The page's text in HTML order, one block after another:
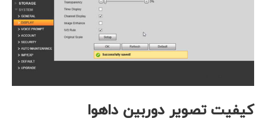
کیفیت تصویر دوربین داهوا